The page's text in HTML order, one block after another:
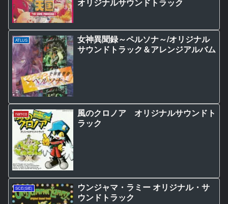
ATLUS
女神異聞録～ペルソナ～/オリジナル
サウンドトラック＆アレンジアルバム
namco
風のクロノア オリジナルサウンドト
ラック
SCE(SIE)
ウンジャマ・ラミー オリジナル・サ
ウンドトラック